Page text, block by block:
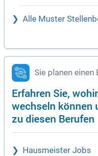
Alle Muster
Sie planen
Erfahren Sie,
wechseln können
zu diesen Berufen
Hausmeister Jobs